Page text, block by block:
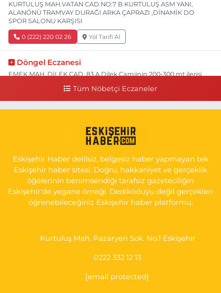
KURTULUŞ MAH.VATAN CAD.NO:7 B KURTULUŞ ASM YANI,
ALANÖNÜ TRAMVAY DURAĞI ARKA ÇAPRAZI ,DİNAMİK DO
SPOR SALONU KARŞISI
0 (222) 220 02 26 Yol Tarifi Al
Döngel Eczanesi
EMEK MAH. DİLEK CAD. 83 A Dilek Camiinin 200-300 mt ilerisi
İSTİKLAL MAH. ŞAİR FUZULİ CAD. NO:35 A HAVA HASTANESİ
KARŞI KÖŞESİ ŞAİR FUZULİ AİLE SAĞLIĞI MERKEZİ KARŞISI
0 (222) 230 11 31 Yol Tarifi Al
Tüm Nöbetçi Eczaneler
Eskişehir Haber delilsiz, belgesiz haber yapmayan tek
Eskişehir haber sitesi. Doğru, hakkaniyet ve gerçeklik
öğelerinin benimsendiği tarafsız gazeteciliğin
Eskişehir'de yegane örneği. Dedikoduyu değil gerçekleri
öğrenebileceğiniz Eskişehir haber platformu.
Kurtuluş Mah. Pazaryeri Sok. No:1 Eskişehir
0222 332 12 13
[email protected]